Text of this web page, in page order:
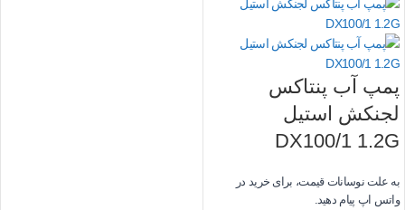
پمپ آب پنتاکس
لجنکش استیل
DX100/1 1.2G
به علت نوسانات قیمت، برای خرید در
واتس اپ پیام دهید.